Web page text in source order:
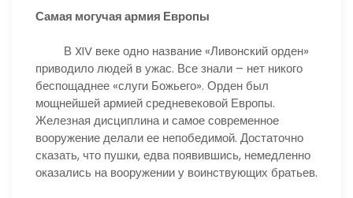
Самая могучая армия Европы
В XIV веке одно название «Ливонский орден»
приводило людей в ужас. Все знали – нет никого
беспощаднее «слуги Божьего». Орден был
мощнейшей армией средневековой Европы.
Железная дисциплина и самое современное
вооружение делали ее непобедимой. Достаточно
сказать, что пушки, едва появившись, немедленно
оказались на вооружении у воинствующих братьев.